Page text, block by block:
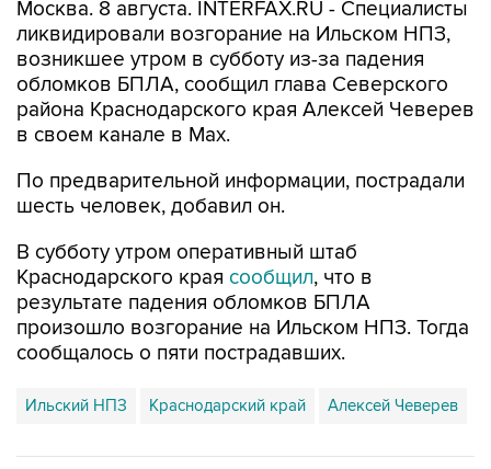
возникшее утром в субботу из-за падения
обломков БПЛА, сообщил глава Северского
района Краснодарского края Алексей Чеверев
в своем канале в Max.
По предварительной информации, пострадали
В субботу утром оперативный штаб
результате падения обломков БПЛА
произошло возгорание на Ильском НПЗ. Тогда
сообщалось о пяти пострадавших.
Ильский НПЗ Краснодарский край Алексей Чеверев